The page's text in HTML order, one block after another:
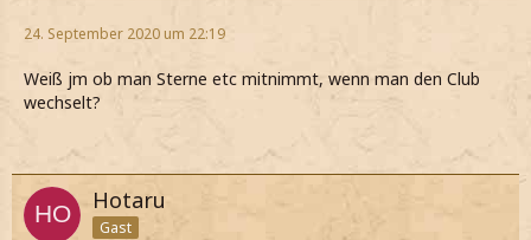
24. September 2020 um 22:19
Weiß jm ob man Sterne etc mitnimmt, wenn man den Club
wechselt?
Hotaru
Gast